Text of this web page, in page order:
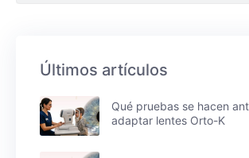
Últimos artículos
Qué pruebas se hacen
adaptar lentes Orto-K